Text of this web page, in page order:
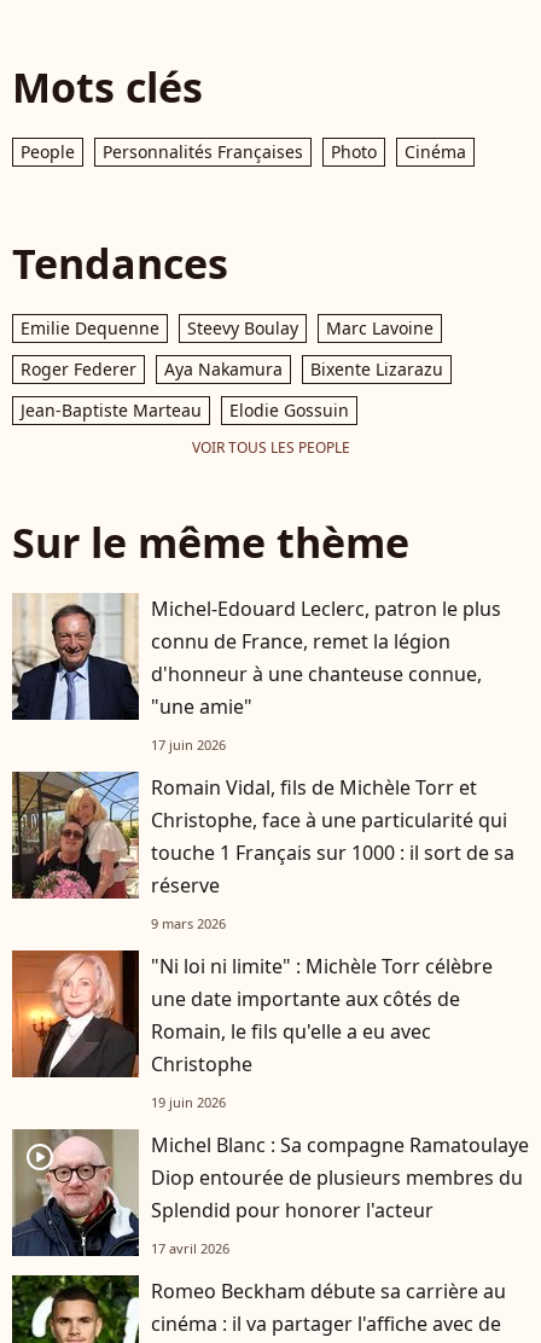
Mots clés
People Personnalités Françaises Photo Cinéma
Tendances
Emilie Dequenne Steevy Boulay
Marc Lavoine
Roger Federer
Aya Nakamura
Bixente Lizarazu
Jean-Baptiste Marteau
Elodie Gossuin
VOIR TOUS LES PEOPLE
Sur le même thème
Michel-Edouard Leclerc, patron le plus
connu de France, remet la légion
d'honneur à une chanteuse connue,
"une amie"
17 juin 2026
Romain Vidal, fils de Michèle Torr et
Christophe, face à une particularité qui
touche 1 Français sur 1000 : il sort de sa
réserve
9 mars 2026
"Ni loi ni limite" : Michèle Torr célèbre
une date importante aux côtés de
Romain, le fils qu'elle a eu avec
Christophe
19 juin 2026
player2
Michel Blanc : Sa compagne Ramatoulaye
Diop entourée de plusieurs membres du
Splendid pour honorer l'acteur
17 avril 2026
Romeo Beckham débute sa carrière au
cinéma : il va partager l'affiche avec de